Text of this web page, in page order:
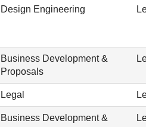
Design Engineering
Business Development &
Proposals
Legal
Business Development &